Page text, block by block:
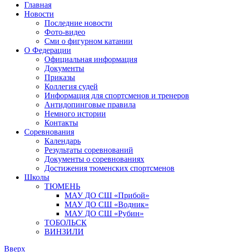
Главная
Новости
Последние новости
Фото-видео
Сми о фигурном катании
О Федерации
Официальная информация
Документы
Приказы
Коллегия судей
Информация для спортсменов и тренеров
Антидопинговые правила
Немного истории
Контакты
Соревнования
Календарь
Результаты соревнований
Документы о соревнованиях
Достижения тюменских спортсменов
Школы
ТЮМЕНЬ
МАУ ДО СШ «Прибой»
МАУ ДО СШ «Водник»
МАУ ДО СШ «Рубин»
ТОБОЛЬСК
ВИНЗИЛИ
Вверх